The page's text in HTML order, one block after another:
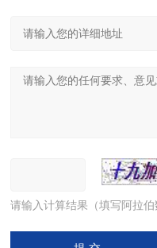
请输入计算结果（填写阿拉